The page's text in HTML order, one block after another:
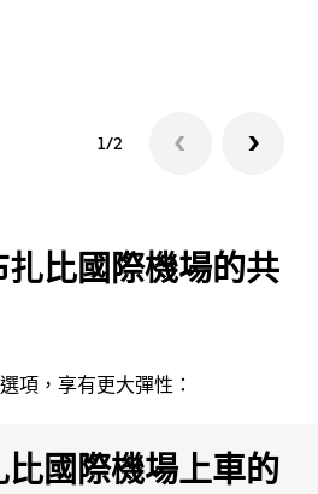
1/2
比國際機場的共
項，享有更大彈性：
國際機場上車的